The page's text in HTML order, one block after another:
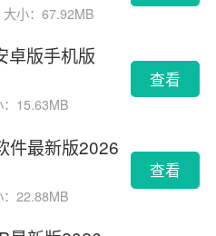
大小：67.92MB
卓版手机版
：15.63MB
查看
件最新版2026
：22.88MB
查看